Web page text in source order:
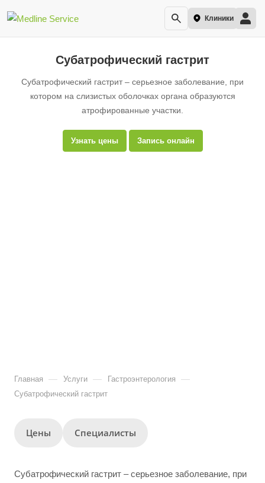
Клиники
Субатрофический гастрит
Субатрофический гастрит – серьезное заболевание, при
котором на слизистых оболочках органа образуются
атрофированные участки.
Узнать цены Запись онлайн
Главная — Услуги — Гастроэнтерология —
Субатрофический гастрит
Цены Специалисты
Субатрофический гастрит – серьезное заболевание, при